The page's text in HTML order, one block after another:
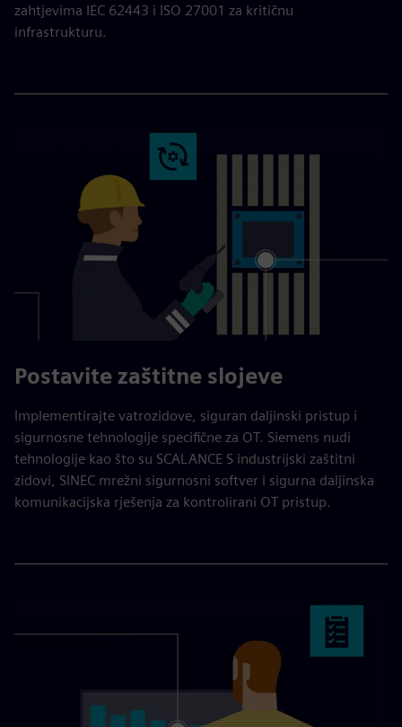
zahtjevima IEC 62443 i ISO 27001 za kritičnu
infrastrukturu.
Postavite zaštitne slojeve
Implementirajte vatrozidove, siguran daljinski pristup i
sigurnosne tehnologije specifične za OT. Siemens nudi
tehnologije kao što su SCALANCE S industrijski zaštitni
zidovi, SINEC mrežni sigurnosni softver i sigurna daljinska
komunikacijska rješenja za kontrolirani OT pristup.